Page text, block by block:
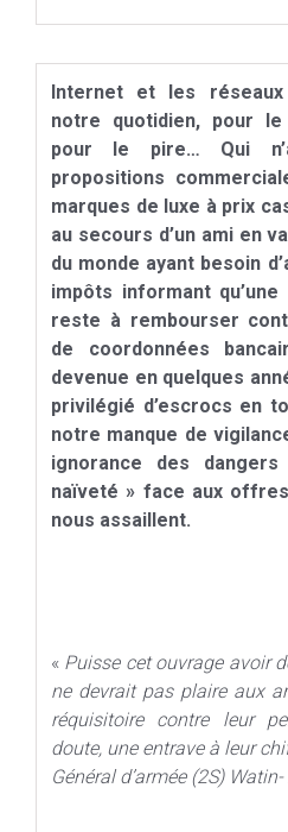
Internet et les
notre quotidien, pour le
pour le pire… Qui
propositions
marques de luxe à prix
au secours d’un ami en
du monde ayant besoin
impôts informant
reste à rembourser
de coordonnées
devenue en quelques
privilégié d’escrocs en
notre manque de
ignorance des
naïveté » face aux
nous assaillent.
« Puisse cet ouvrage avoir
ne devrait pas plaire aux
réquisitoire contre leur
doute, une entrave à leur
Général d’armée (2S)